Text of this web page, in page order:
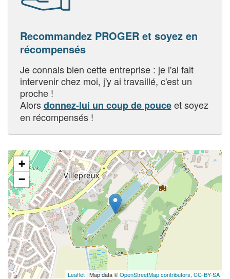
Recommandez PROGER et soyez en
récompensés
Je connais bien cette entreprise : je l'ai fait
intervenir chez moi, j'y ai travaillé, c'est un
proche !
Alorsdonnez-lui un coup de pouceet soyez
en récompensés !
+
−
Leaflet | Map data ©OpenStreetMap contributors, CC-BY-SA